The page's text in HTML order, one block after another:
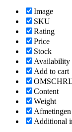
Image
SKU
Rating
Price
Stock
Availability
Add to cart
Content
Weight
Afmetingen
Additional